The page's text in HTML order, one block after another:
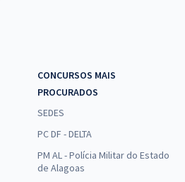
CONCURSOS MAIS
PROCURADOS
SEDES
PC DF - DELTA
PM AL - Polícia Militar do Estado
de Alagoas